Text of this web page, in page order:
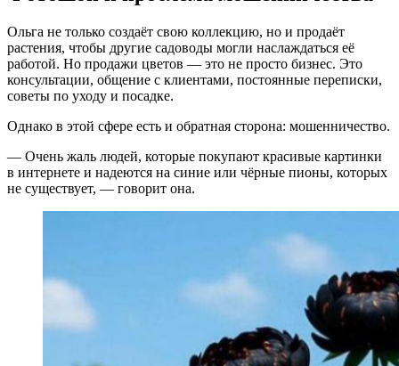
Ольга не только создаёт свою коллекцию, но и продаёт
растения, чтобы другие садоводы могли наслаждаться её
работой. Но продажи цветов — это не просто бизнес. Это
консультации, общение с клиентами, постоянные переписки,
советы по уходу и посадке.
Однако в этой сфере есть и обратная сторона: мошенничество.
— Очень жаль людей, которые покупают красивые картинки
в интернете и надеются на синие или чёрные пионы, которых
не существует, — говорит она.